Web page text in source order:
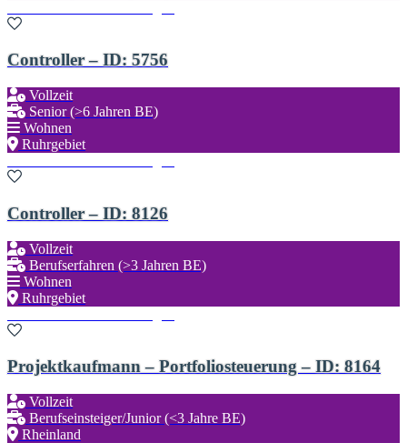
Controller – ID: 5756
Vollzeit
Senior (>6 Jahren BE)
Wohnen
Ruhrgebiet
Controller – ID: 8126
Vollzeit
Berufserfahren (>3 Jahren BE)
Wohnen
Ruhrgebiet
Projektkaufmann – Portfoliosteuerung – ID: 8164
Vollzeit
Berufseinsteiger/Junior (<3 Jahre BE)
Rheinland